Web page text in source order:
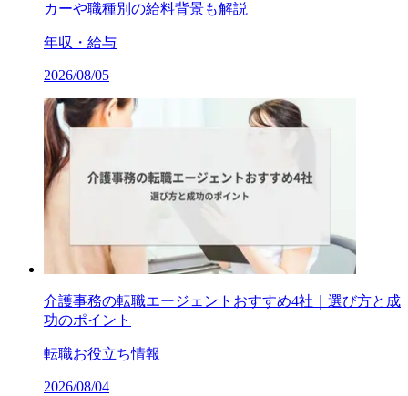
カーや職種別の給料背景も解説
年収・給与
2026/08/05
介護事務の転職エージェントおすすめ4社｜選び方と成
功のポイント
転職お役立ち情報
2026/08/04